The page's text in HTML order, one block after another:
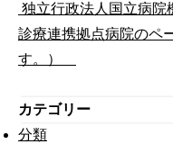
独立行政法人国立病
診療連携拠点病院のペ
す。）
カテゴリー
分類